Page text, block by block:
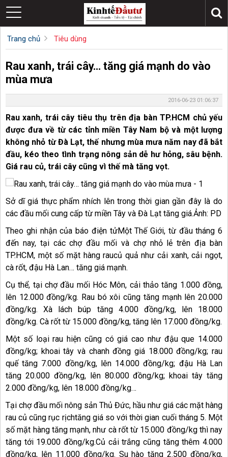
Trang chủ Tiêu dùng
Rau xanh, trái cây… tăng giá mạnh do vào
mùa mưa
2016-06-23 01:06:37
Rau xanh, trái cây tiêu thụ trên địa bàn TP.HCM chủ yếu
được đưa về từ các tỉnh miền Tây Nam bộ và một lượng
không nhỏ từ Đà Lạt, thế nhưng mùa mưa năm nay đã bắt
đầu, kéo theo tình trạng nông sản dễ hư hỏng, sâu bệnh.
Giá rau củ, trái cây cũng vì thế mà tăng vọt.
Sở dĩ giá thực phẩm nhích lên trong thời gian gần đây là do
các đầu mối cung cấp từ miền Tây và Đà Lạt tăng giá.Ảnh: PD
Theo ghi nhận của báo điện tửMột Thế Giới, từ đầu tháng 6
đến nay, tại các chợ đầu mối và chợ nhỏ lẻ trên địa bàn
TP.HCM, một số mặt hàng raucủ quả như cải xanh, cải ngọt,
cà rốt, đậu Hà Lan… tăng giá mạnh.
Cụ thể, tại chợ đầu mối Hóc Môn, cải thảo tăng 1.000 đồng,
lên 12.000 đồng/kg. Rau bó xôi cũng tăng mạnh lên 20.000
đồng/kg. Xà lách búp tăng 4.000 đồng/kg, lên 18.000
đồng/kg. Cà rốt từ 15.000 đồng/kg, tăng lên 17.000 đồng/kg.
Một số loại rau hiện cũng có giá cao như đậu que 14.000
đồng/kg; khoai tây và chanh đồng giá 18.000 đồng/kg; rau
quế tăng 7.000 đồng/kg, lên 14.000 đồng/kg; đậu Hà Lan
tăng 20.000 đồng/kg, lên 80.000 đồng/kg; khoai tây tăng
2.000 đồng/kg, lên 18.000 đồng/kg…
Tại chợ đầu mối nông sản Thủ Đức, hầu như giá các mặt hàng
rau củ cũng rục rịchtăng giá so với thời gian cuối tháng 5. Một
số mặt hàng tăng mạnh, như cà rốt từ 15.000 đồng/kg thì nay
tăng tới 19.000 đồng/kg.Củ cải trắng cũng tăng thêm 4.000
đồng/kg, lên 11.000 đồng/kg. Su hào tăng 2.500 đồng/kg,